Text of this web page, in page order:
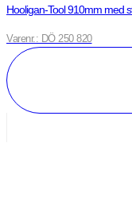
Hooligan-Tool 910mm med
Varenr.: DÖ 250 820